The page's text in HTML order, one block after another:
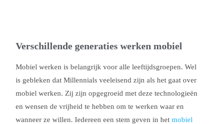
Verschillende generaties werken mobiel
Mobiel werken is belangrijk voor alle leeftijdsgroepen. Wel
is gebleken dat Millennials veeleisend zijn als het gaat over
mobiel werken. Zij zijn opgegroeid met deze technologieën
en wensen de vrijheid te hebben om te werken waar en
wanneer ze willen. Iedereen een stem geven in hetmobiel